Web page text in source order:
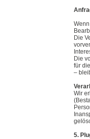
Die
Die
für
–
Wir
5.